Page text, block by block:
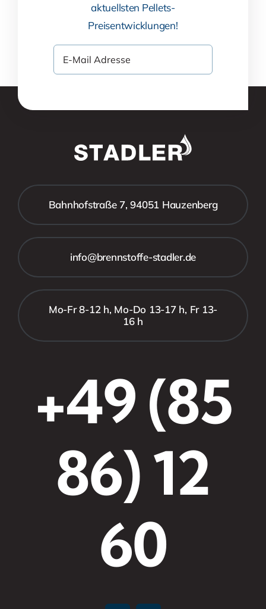
aktuellsten Pellets-
Preisentwicklungen!
Bahnhofstraße 7, 94051 Hauzenberg
info@brennstoffe-stadler.de
Mo-Fr 8-12 h, Mo-Do 13-17 h, Fr 13-
16 h
+49 (85
86) 12
60